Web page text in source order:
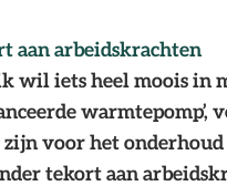
aan arbeidskrachten
ik wil iets heel moois in
warmtepomp’,
zijn voor het onderhoud
tekort aan